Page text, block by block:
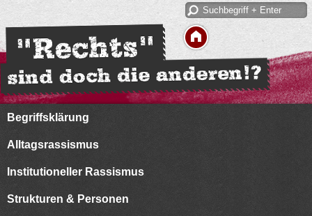
Begriffsklärung
Alltagsrassismus
Institutioneller Rassismus
Strukturen & Personen